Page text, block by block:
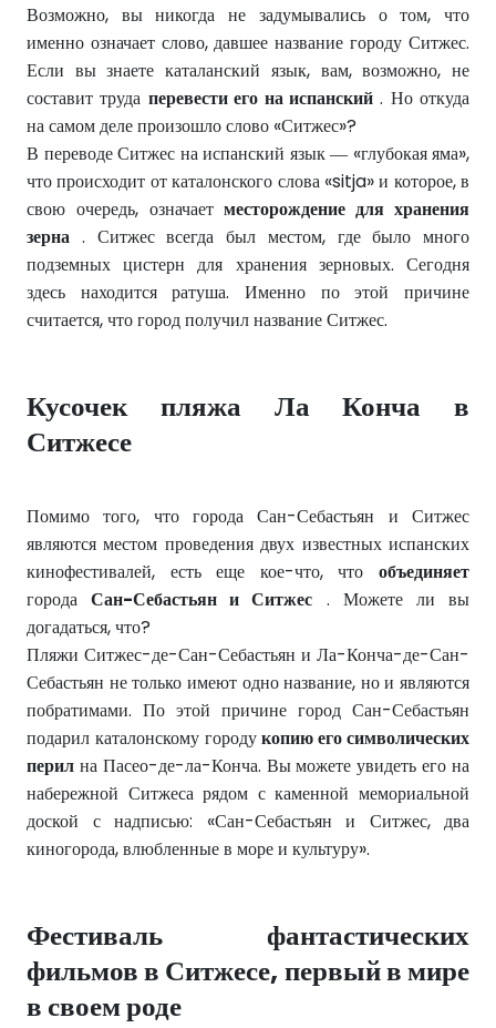
Возможно, вы никогда не задумывались о том, что
именно означает слово, давшее название городу Ситжес.
Если вы знаете каталанский язык, вам, возможно, не
составит труда перевести его на испанский. Но откуда
на самом деле произошло слово «Ситжес»?
В переводе Ситжес на испанский язык — «глубокая яма»,
что происходит от каталонского слова «sitja» и которое, в
свою очередь, означаетместорождение для хранения
зерна . Ситжес всегда был местом, где было много
подземных цистерн для хранения зерновых. Сегодня
здесь находится ратуша. Именно по этой причине
считается, что город получил название Ситжес.
Кусочек пляжа Ла Конча в
Ситжесе
Помимо того, что города Сан-Себастьян и Ситжес
являются местом проведения двух известных испанских
кинофестивалей, есть еще кое-что, что объединяет
городаСан-Себастьян и Ситжес . Можете ли вы
догадаться, что?
Пляжи Ситжес-де-Сан-Себастьян и Ла-Конча-де-Сан-
Себастьян не только имеют одно название, но и являются
побратимами. По этой причине город Сан-Себастьян
подарил каталонскому городукопию его символических
перил на Пасео-де-ла-Конча. Вы можете увидеть его на
набережной Ситжеса рядом с каменной мемориальной
доской с надписью: «Сан-Себастьян и Ситжес, два
киногорода, влюбленные в море и культуру».
Фестиваль фантастических
фильмов в Ситжесе, первый в мире
в своем роде